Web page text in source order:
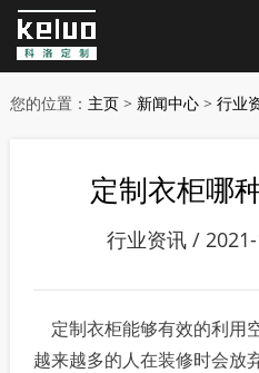
您的位置： 主页> 新闻中心> 行业
定制衣柜哪
行业资讯 /
定制衣柜能够有效的利用
越来越多的人在装修时会放